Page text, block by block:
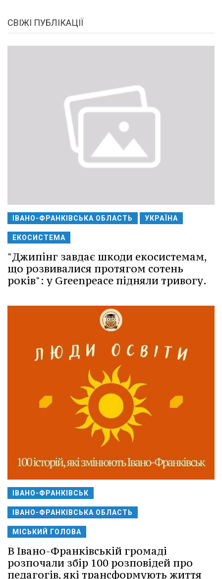
СВІЖІ ПУБЛІКАЦІЇ
ІВАНО-ФРАНКІВСЬКА ОБЛАСТЬ УКРАЇНА
ЕКОСИСТЕМА
"Джипінг завдає шкоди екосистемам,
що розвивалися протягом сотень
років": у Greenpeace підняли тривогу.
ІВАНО-ФРАНКІВСЬК
ІВАНО-ФРАНКІВСЬКА ОБЛАСТЬ
МІСЬКИЙ ГОЛОВА
В Івано-Франківській громаді
розпочали збір 100 розповідей про
педагогів, які трансформують життя